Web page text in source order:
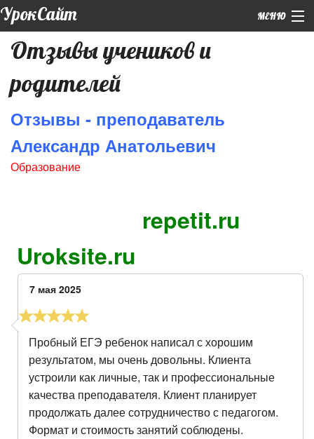
УрокСайт МЕНЮ
+7 (926) 859-12-55 (WhatsApp)
Главная
Подготовка к ЕГЭ
Курсы
Отзывы учеников и
родителей
Отзывы - преподаватель
Александр Анатольевич
Образование
repetit.ru
Uroksite.ru
7 мая 2025
Пробный ЕГЭ ребенок написал с хорошим
результатом, мы очень довольны. Клиента
устроили как личные, так и профессиональные
качества преподавателя. Клиент планирует
продолжать далее сотрудничество с педагогом.
Формат и стоимость занятий соблюдены.